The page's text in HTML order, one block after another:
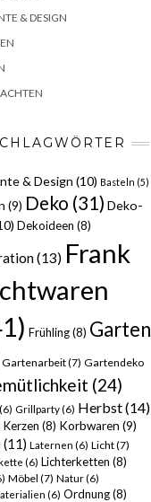
& DESIGN
& Design (10) Basteln (5)
(9) Deko (31) Deko-
Dekoideen (8)
(13) Frank
Frühling(8) Garten
Gartenarbeit(7) Gartendeko
(24)
(6) Grillparty(6) Herbst(14)
Kerzen (8) Korbwaren (9)
(11) Laternen (6) Licht(7)
(6) Lichterketten (8)
Möbel (7) Natur(6)
(6) Ordnung(8)